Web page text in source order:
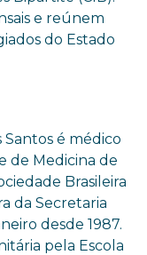
e reúnem
do Estado
é médico
de Medicina de
Brasileira
da Secretaria
desde 1987.
pela Escola